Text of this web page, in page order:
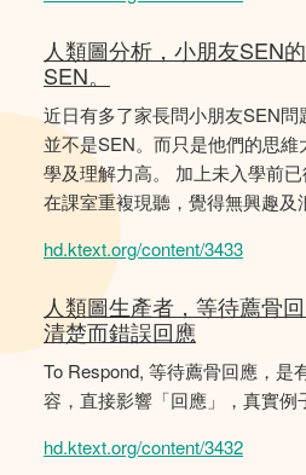
人類圖分析，小朋友SEN
SEN。
近日有多了家長問小朋友SEN
並不是SEN。而只是他們的思
學及理解力高。 加上未入學前
在課室重複現聽，覺得無興趣及
hd.ktext.org/content/3433
人類圖生產者，等待薦骨
清楚而錯誤回應
To Respond, 等待薦骨回應，是
容，直接影響「回應」，真實例
hd.ktext.org/content/3432